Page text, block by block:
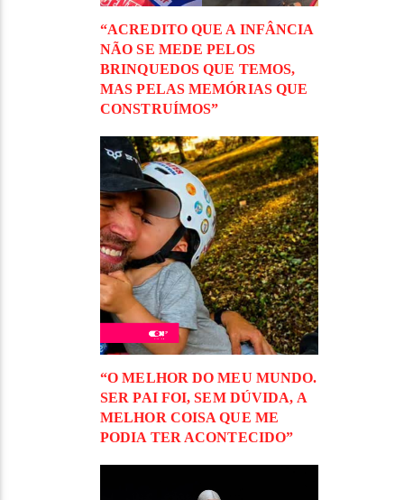
“ACREDITO QUE A INFÂNCIA
NÃO SE MEDE PELOS
BRINQUEDOS QUE TEMOS,
MAS PELAS MEMÓRIAS QUE
CONSTRUÍMOS”
“O MELHOR DO MEU MUNDO.
SER PAI FOI, SEM DÚVIDA, A
MELHOR COISA QUE ME
PODIA TER ACONTECIDO”